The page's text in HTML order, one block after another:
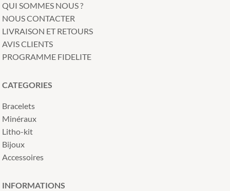
QUI SOMMES NOUS ?
NOUS CONTACTER
LIVRAISON ET RETOURS
AVIS CLIENTS
PROGRAMME FIDELITE
CATEGORIES
Bracelets
Minéraux
Litho-kit
Bijoux
Accessoires
INFORMATIONS